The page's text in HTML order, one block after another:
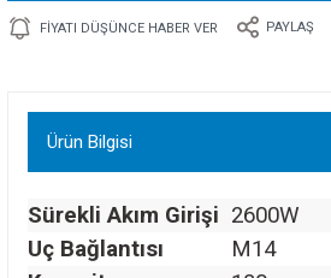
FIYATI DÜŞÜNCE HABER VER PAYLAŞ
Ürün Bilgisi
Sürekli Akım Girişi 2600W
Uç Bağlantısı
M14